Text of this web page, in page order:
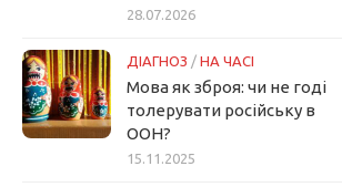
28.07.2026
ДІАГНОЗ / НА ЧАСІ
Мова як зброя: чи не годі
толерувати російську в
ООН?
15.11.2025